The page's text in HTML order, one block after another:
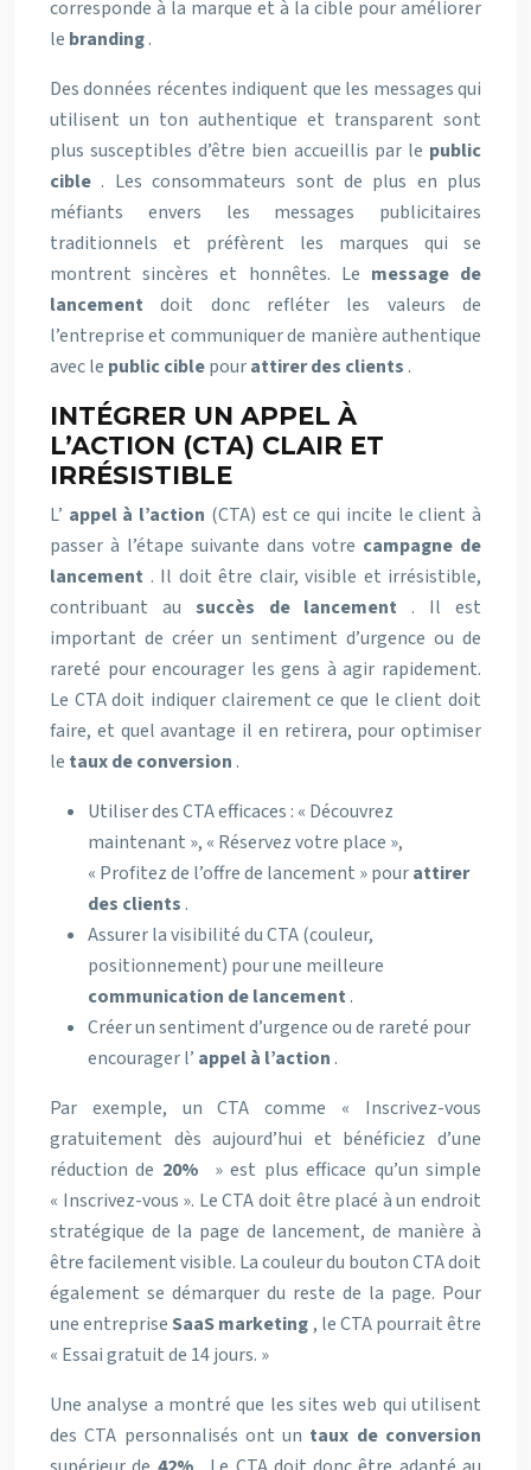
corresponde à la marque et à la cible pour améliorer
le branding.
Des données récentes indiquent que les messages qui
utilisent un ton authentique et transparent sont
plus susceptibles d’être bien accueillis par le public
cible . Les consommateurs sont de plus en plus
méfiants envers les messages publicitaires
traditionnels et préfèrent les marques qui se
montrent sincères et honnêtes. Le message de
lancementdoit donc refléter les valeurs de
l’entreprise et communiquer de manière authentique
avec le public ciblepourattirer des clients .
INTÉGRER UN APPEL À
L’ACTION (CTA) CLAIR ET
IRRÉSISTIBLE
L’ appel à l’action (CTA) est ce qui incite le client à
passer à l’étape suivante dans votre campagne de
lancement . Il doit être clair, visible et irrésistible,
contribuant au succès de lancement . Il est
important de créer un sentiment d’urgence ou de
rareté pour encourager les gens à agir rapidement.
Le CTA doit indiquer clairement ce que le client doit
faire, et quel avantage il en retirera, pour optimiser
le taux de conversion .
Utiliser des CTA efficaces : « Découvrez
maintenant », « Réservez votre place »,
« Profitez de l’offre de lancement » pourattirer
des clients .
Assurer la visibilité du CTA (couleur,
positionnement) pour une meilleure
communication de lancement .
Créer un sentiment d’urgence ou de rareté pour
encourager l’ appel à l’action .
Par exemple, un CTA comme « Inscrivez-vous
gratuitement dès aujourd’hui et bénéficiez d’une
réduction de 20%
» est plus efficace qu’un simple
« Inscrivez-vous ». Le CTA doit être placé à un endroit
stratégique de la page de lancement, de manière à
être facilement visible. La couleur du bouton CTA doit
également se démarquer du reste de la page. Pour
une entrepriseSaaS marketing , le CTA pourrait être
« Essai gratuit de 14 jours. »
Une analyse a montré que les sites web qui utilisent
des CTA personnalisés ont un taux de conversion